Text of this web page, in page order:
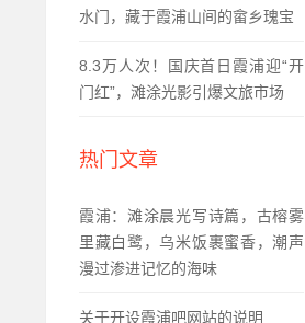
水门，藏于霞浦山间的畲乡瑰宝
8.3万人次！国庆首日霞浦迎“开
门红”，滩涂光影引爆文旅市场
热门文章
霞浦：滩涂晨光写诗篇，古榕雾
里藏白鹭，乌米饭裹蜜香，潮声
漫过渗进记忆的海味
关于开设霞浦吧网站的说明